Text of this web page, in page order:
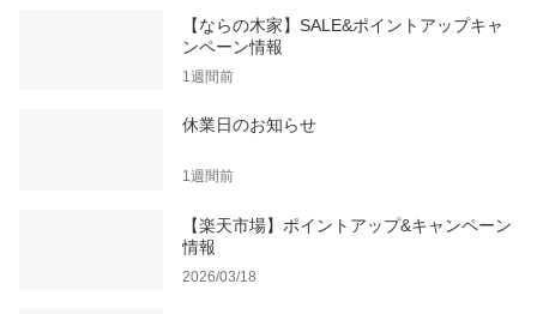
【ならの木家】SALE&ポイントアップキャ
ンペーン情報
1週間前
休業日のお知らせ
1週間前
【楽天市場】ポイントアップ&キャンペーン
情報
2026/03/18